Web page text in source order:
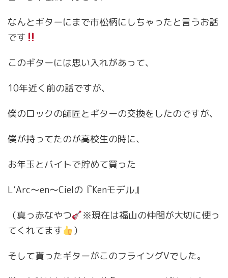
なんとギターにまで市松柄にしちゃったと言うお話
です
このギターには思い入れがあって、
10年近く前の話ですが、
僕のロックの師匠とギターの交換をしたのですが、
僕が持ってたのが高校生の時に、
お年玉とバイトで貯めて買った
L’Arc〜en〜Cielの『Kenモデル』
（真っ赤なやつ
※現在は福山の仲間が大切に使っ
てくれてます
）
そして貰ったギターがこのフライングVでした。